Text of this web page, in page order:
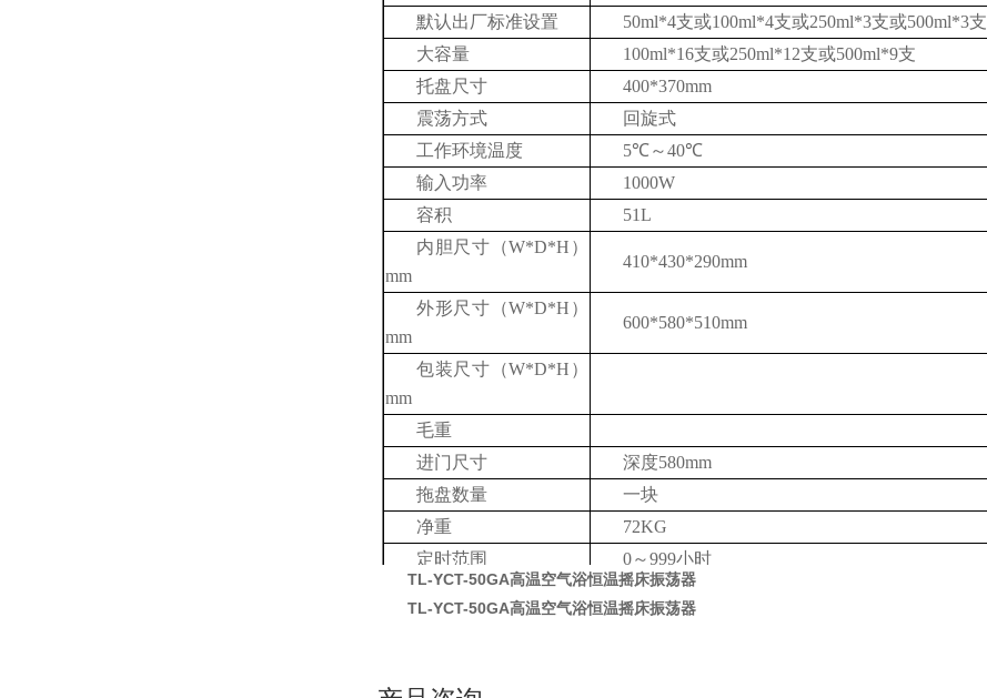
默认出厂标准设置
50ml*4支或100ml*4支或250ml*3支或500ml*3支
大容量
100ml*16支或250ml*12支或500ml*9支
托盘尺寸
400*370mm
震荡方式
回旋式
工作环境温度
5℃～40℃
输入功率
1000W
容积
51L
内胆尺寸（W*D*H）
mm
410*430*290mm
外形尺寸（W*D*H）
mm
600*580*510mm
包装尺寸 （W*D*H）
mm
毛重
进门尺寸
深度580mm
拖盘数量
一块
净重
72KG
定时范围
0～999小时
售后
全国联保
TL-YCT-50GA高温空气浴恒温摇床振荡器
TL-YCT-50GA高温空气浴恒温摇床振荡器